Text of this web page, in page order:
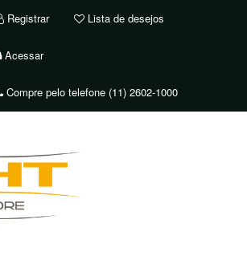
Registrar Lista de desejos
Acessar
Compre pelo telefone (11) 2602-1000